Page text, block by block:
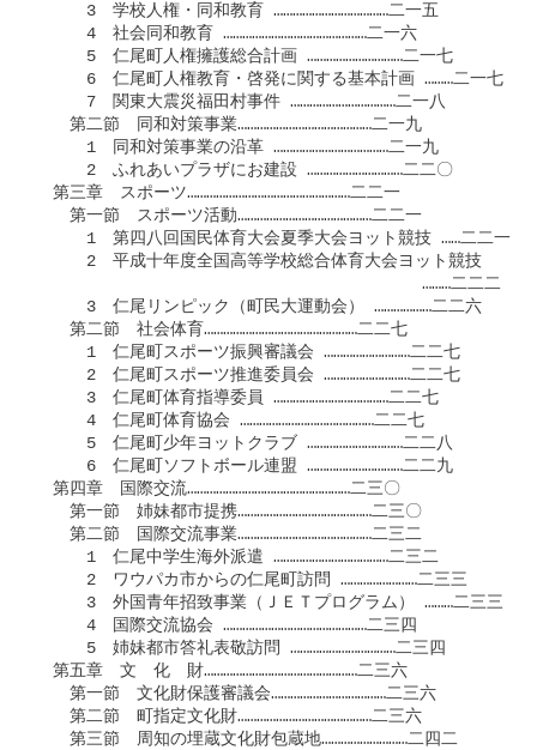
3　学校人権・同和教育 ………………………………二一五
4　社会同和教育 ………………………………………二一六
5　仁尾町人権擁護総合計画 …………………………二一七
6　仁尾町人権教育・啓発に関する基本計画 ………二一七
7　関東大震災福田村事件 ……………………………二一八
第二節　同和対策事業……………………………………二一九
1　同和対策事業の沿革 ………………………………二一九
2　ふれあいプラザにお建設 …………………………二二〇
第三章　スポーツ……………………………………………二二一
第一節　スポーツ活動……………………………………二二一
1　第四八回国民体育大会夏季大会ヨット競技 ……二二一
2　平成十年度全国高等学校総合体育大会ヨット競技
………二二二
3　仁尾リンピック（町民大運動会） ………………二二六
第二節　社会体育…………………………………………二二七
1　仁尾町スポーツ振興審議会 ………………………二二七
2　仁尾町スポーツ推進委員会 ………………………二二七
3　仁尾町体育指導委員 ………………………………二二七
4　仁尾町体育協会 ……………………………………二二七
5　仁尾町少年ヨットクラブ …………………………二二八
6　仁尾町ソフトボール連盟 …………………………二二九
第四章　国際交流……………………………………………二三〇
第一節　姉妹都市提携……………………………………二三〇
第二節　国際交流事業……………………………………二三二
1　仁尾中学生海外派遣 ………………………………二三二
2　ワウパカ市からの仁尾町訪問 ……………………二三三
3　外国青年招致事業（ＪＥＴプログラム） ………二三三
4　国際交流協会 ………………………………………二三四
5　姉妹都市答礼表敬訪問 ……………………………二三四
第五章　文　化　財…………………………………………二三六
第一節　文化財保護審議会………………………………二三六
第二節　町指定文化財……………………………………二三六
第三節　周知の埋蔵文化財包蔵地………………………二四二